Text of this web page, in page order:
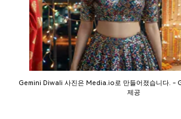
Gemini Diwali 사진은 Media.io로 만들어졌습니다.
제공